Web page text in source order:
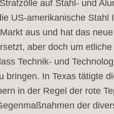
auf Stahl- und
US-amerikanische
aus und hat das
aber doch um
Technik- und
bringen. In Texas tätigte
in der Regel der rote
der